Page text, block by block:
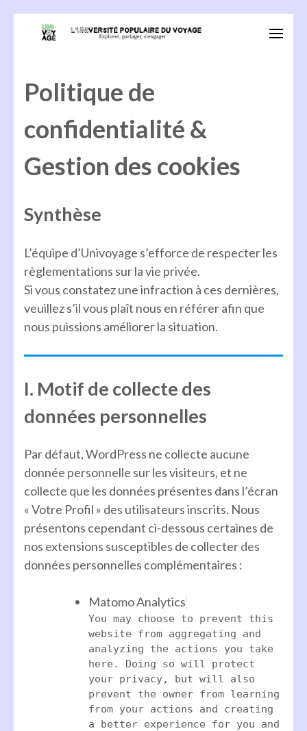
Entrée)
Politique de
confidentialité &
Gestion des cookies
Synthèse
L’équipe d’Univoyage s’efforce de respecter les
règlementations sur la vie privée.
Si vous constatez une infraction à ces dernières,
veuillez s’il vous plaît nous en référer afin que
nous puissions améliorer la situation.
I. Motif de collecte des
données personnelles
Par défaut, WordPress ne collecte aucune
donnée personnelle sur les visiteurs, et ne
collecte que les données présentes dans l’écran
« Votre Profil » des utilisateurs inscrits. Nous
présentons cependant ci-dessous certaines de
nos extensions susceptibles de collecter des
données personnelles complémentaires :
Matomo Analytics
You may choose to prevent this
website from aggregating and
analyzing the actions you take
here. Doing so will protect
your privacy, but will also
prevent the owner from learning
from your actions and creating
a better experience for you and